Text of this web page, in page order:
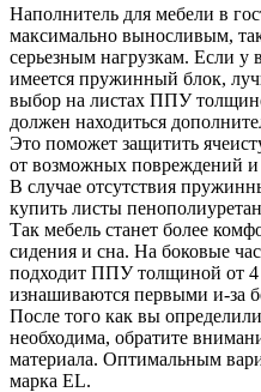
Наполнитель для мебели в
максимально выносливым,
серьезным нагрузкам. Если
имеется пружинный блок,
выбор на листах ППУ
должен находиться
Это поможет защитить
от возможных повреждений
В случае отсутствия
купить листы
Так мебель станет более
сидения и сна. На боковые
подходит ППУ толщиной от 4
изнашиваются первыми и-за
После того как вы
необходима, обратите
материала. Оптимальным
марка EL.